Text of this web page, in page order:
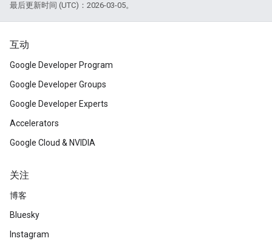
最后更新时间 (UTC)：2026-03-05。
互动
Google Developer Program
Google Developer Groups
Google Developer Experts
Accelerators
Google Cloud & NVIDIA
关注
博客
Bluesky
Instagram